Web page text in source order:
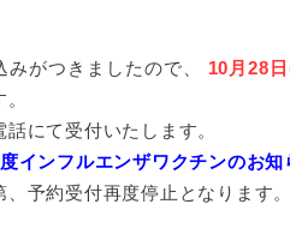
みがつきましたので、 10月28
にて受付いたします。
インフルエンザワクチンのお知
、予約受付再度停止となります